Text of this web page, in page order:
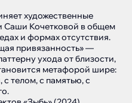
художественные
Саши Кочетковой в общем
и формах отсутствия.
привязанность» —
ухода от близости,
метафорой шире:
с телом, с памятью, с